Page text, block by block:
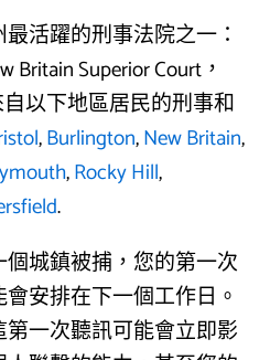
活躍的刑事法院之一：
Superior Court，
自以下地區居民的刑事和
,Burlington,New Britain,
,Rocky Hill,
.
城鎮被捕，您的第一次
安排在下一個工作日。
一次聽訊可能會立即影